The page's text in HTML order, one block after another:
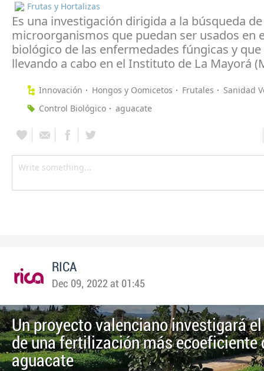
Frutas y Hortalizas
Es una investigación dirigida a la búsqueda de
microorganismos que puedan ser usados en
biológico de las enfermedades fúngicas y que
llevando a cabo en el Instituto de La Mayorá
Innovación Hongos y Oomicetos Frutales
Sanidad
Control Biológico
aguacate
RICA
Dec 09, 2022 at 01:45
Un proyecto valenciano investigará
de una fertilización más ecoeficiente
aguacate